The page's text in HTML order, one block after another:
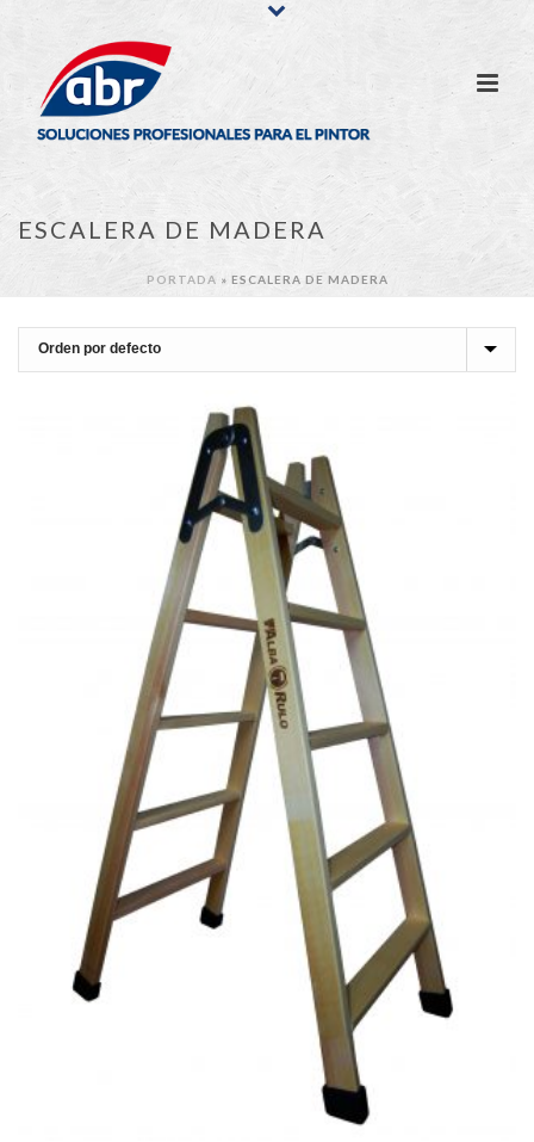
ESCALERA DE MADERA
PORTADA » ESCALERA DE MADERA